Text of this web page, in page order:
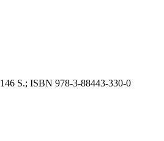
S.; ISBN 978-3-88443-330-0